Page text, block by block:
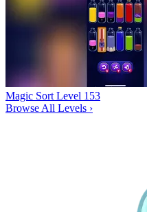
Magic Sort Level 153
Browse All Levels ›